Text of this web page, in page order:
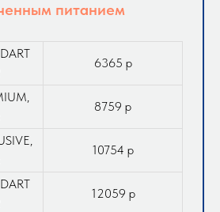
питанием
6365 р
8759 р
10754 р
12059 р